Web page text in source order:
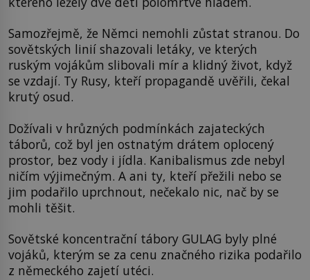
Samozřejmě, že Němci nemohli zůstat stranou. Do
sovětských linií shazovali letáky, ve kterých
ruským vojákům slibovali mír a klidný život, když
se vzdají. Ty Rusy, kteří propagandě uvěřili, čekal
krutý osud.
Dožívali v hrůzných podmínkách zajateckých
táborů, což byl jen ostnatým drátem oplocený
prostor, bez vody i jídla. Kanibalismus zde nebyl
ničím výjimečným. A ani ty, kteří přežili nebo se
jim podařilo uprchnout, nečekalo nic, nač by se
mohli těšit.
Sovětské koncentrační tábory GULAG byly plné
vojáků, kterým se za cenu značného rizika podařilo
z německého zajetí utéci.